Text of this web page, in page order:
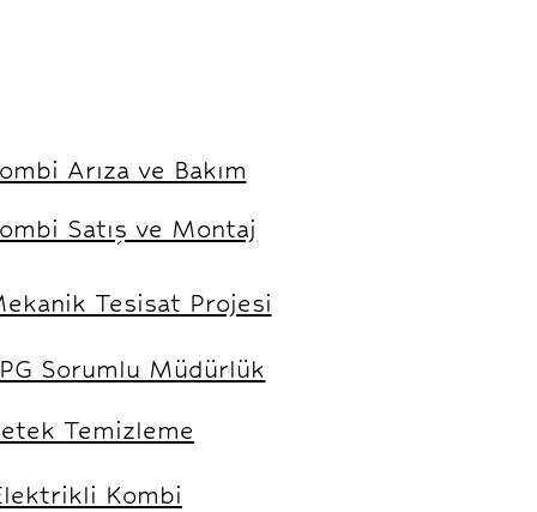
Arıza ve Bakım
Satış ve Montaj
Tesisat Projesi
Sorumlu Müdürlük
Temizleme
Kombi